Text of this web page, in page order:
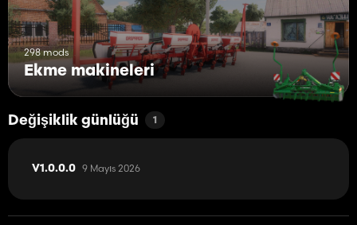
298 mods
Ekme makineleri
Değişiklik günlüğü 1
V1.0.0.0 9 Mayıs 2026